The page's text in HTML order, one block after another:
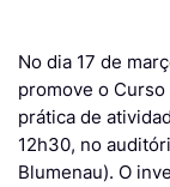
No dia 17 de
promove o
prática de
12h30, no
Blumenau). O